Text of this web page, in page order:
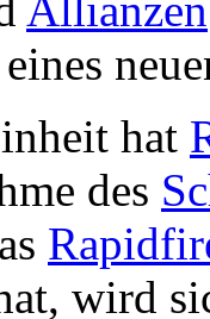
hat
des
wird